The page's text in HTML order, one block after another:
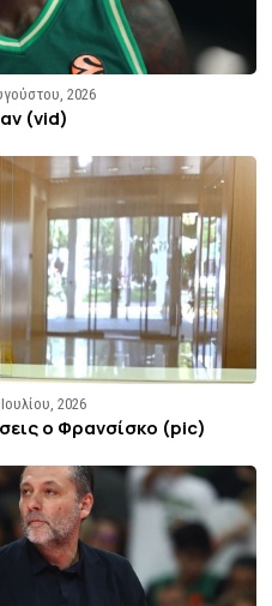
2026
(vid)
2026
ο Φρανσίσκο (pic)